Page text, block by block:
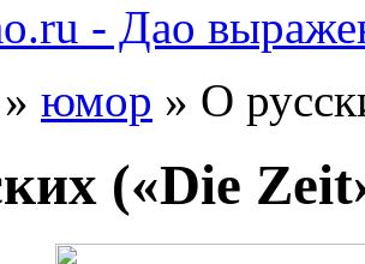
- Дао
» юмор » О
(«Die